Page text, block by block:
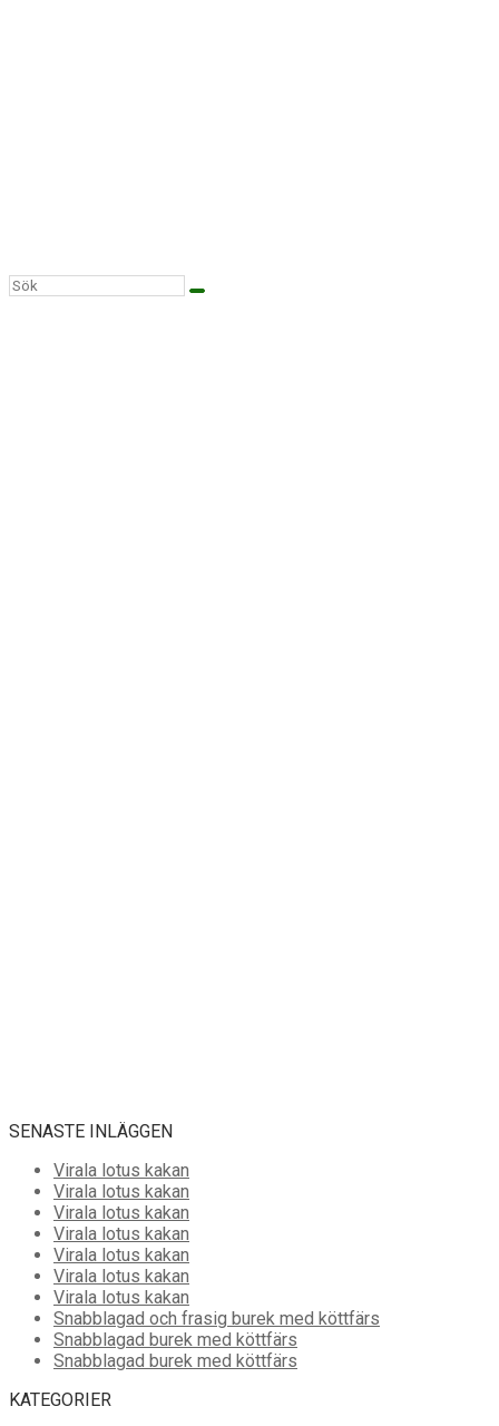
SENASTE INLÄGGEN
Virala lotus kakan
Virala lotus kakan
Virala lotus kakan
Virala lotus kakan
Virala lotus kakan
Virala lotus kakan
Virala lotus kakan
Snabblagad och frasig burek med köttfärs
Snabblagad burek med köttfärs
Snabblagad burek med köttfärs
KATEGORIER